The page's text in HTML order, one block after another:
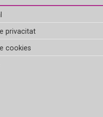
privacitat
cookies